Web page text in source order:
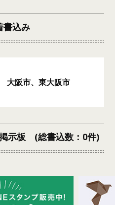
書込み
大阪市、東大阪市
示板 (総書込数：0件)